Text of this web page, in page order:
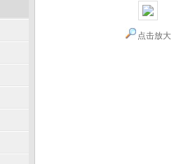
点击放大